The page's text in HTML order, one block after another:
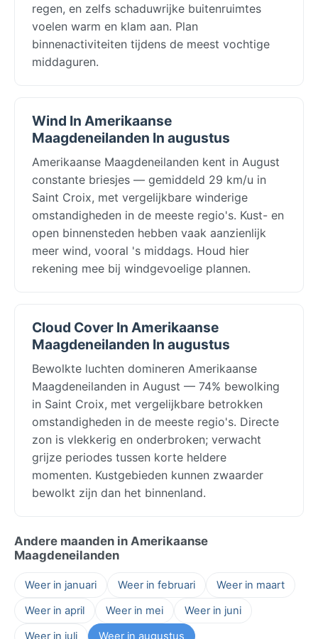
regen, en zelfs schaduwrijke buitenruimtes
voelen warm en klam aan. Plan
binnenactiviteiten tijdens de meest vochtige
middaguren.
Wind In Amerikaanse
Maagdeneilanden In augustus
Amerikaanse Maagdeneilanden kent in August
constante briesjes — gemiddeld 29 km/u in
Saint Croix, met vergelijkbare winderige
omstandigheden in de meeste regio's. Kust- en
open binnensteden hebben vaak aanzienlijk
meer wind, vooral 's middags. Houd hier
rekening mee bij windgevoelige plannen.
Cloud Cover In Amerikaanse
Maagdeneilanden In augustus
Bewolkte luchten domineren Amerikaanse
Maagdeneilanden in August — 74% bewolking
in Saint Croix, met vergelijkbare betrokken
omstandigheden in de meeste regio's. Directe
zon is vlekkerig en onderbroken; verwacht
grijze periodes tussen korte heldere
momenten. Kustgebieden kunnen zwaarder
bewolkt zijn dan het binnenland.
Andere maanden in Amerikaanse
Maagdeneilanden
Weer in januari Weer in februari
Weer in maart
Weer in april
Weer in mei
Weer in juni
Weer in juli
Weer in augustus